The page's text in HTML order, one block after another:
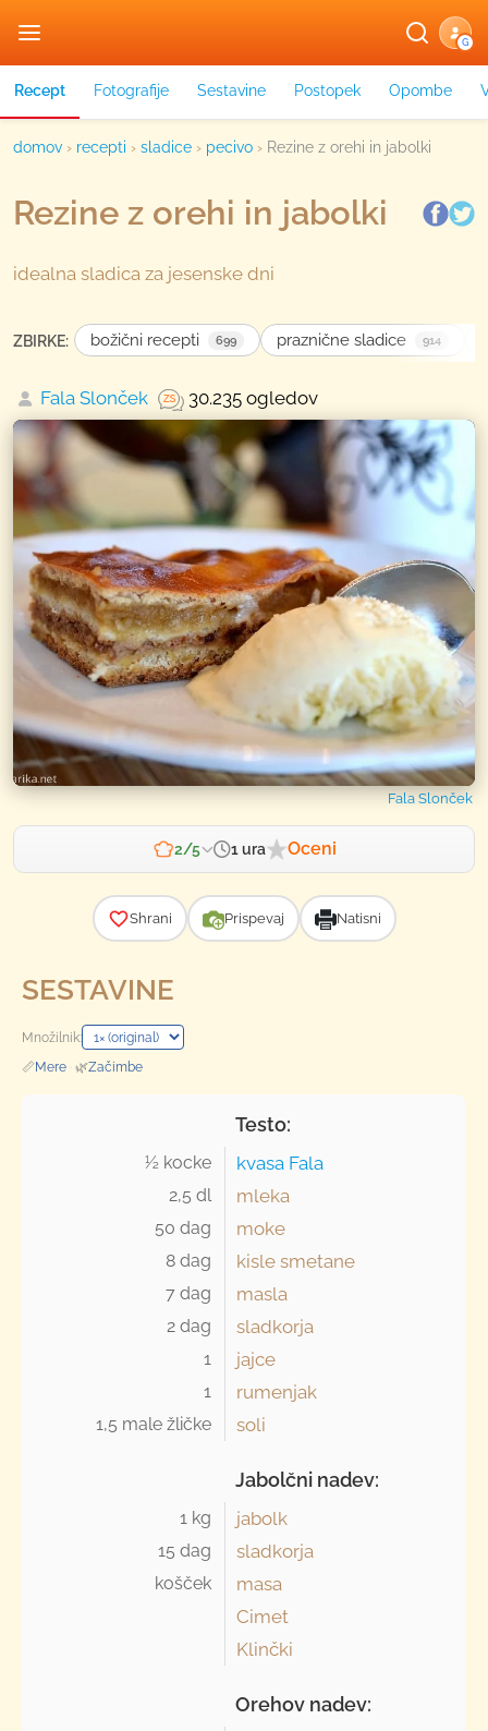
G
Recept Fotografije Sestavine Postopek Opombe
domov › recepti › sladice › pecivo › Rezine z orehi in jabolki
Rezine z orehi in jabolki
idealna sladica za jesenske dni
ZBIRKE: božični recepti 699 praznične sladice 914
Fala Slonček 30.235 ogledov
Fala Slonček
2/5 1 ura Oceni
Shrani Prispevaj Natisni
SESTAVINE
Množilnik:
📏Mere · 🌿Začimbe
Testo:
½ kocke kvasa Fala
2,5 dl mleka
50 dag moke
8 dag kisle smetane
7 dag masla
2 dag sladkorja
1 jajce
1 rumenjak
1,5 male žličke soli
Jabolčni nadev:
1 kg jabolk
15 dag sladkorja
košček
masa
Cimet
Klinčki
Orehov nadev: